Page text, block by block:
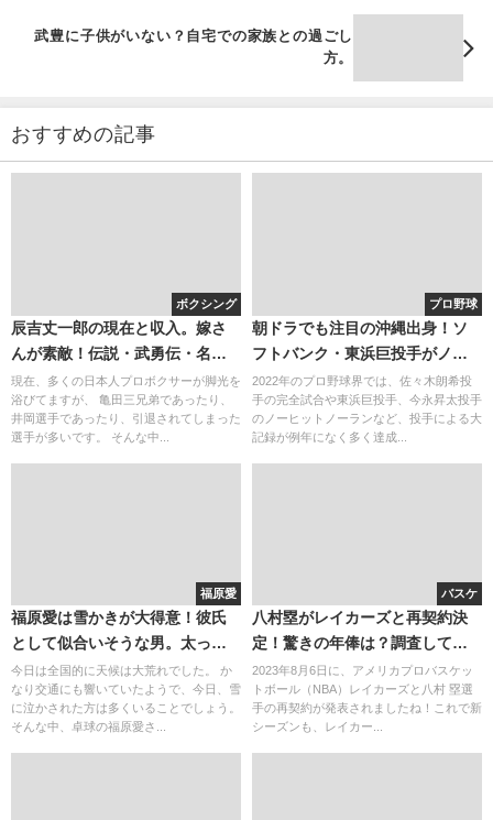
武豊に子供がいない？自宅での家族との過ごし
方。
おすすめの記事
ボクシング
辰吉丈一郎の現在と収入。嫁さ
んが素敵！伝説・武勇伝・名言
の多さ(画像)
現在、多くの日本人プロボクサーが脚光を
浴びてますが、 亀田三兄弟であったり、
井岡選手であったり、引退されてしまった
選手が多いです。 そんな中...
プロ野球
朝ドラでも注目の沖縄出身！ソ
フトバンク・東浜巨投手がノー
ノー達成
2022年のプロ野球界では、佐々木朗希投
手の完全試合や東浜巨投手、今永昇太投手
のノーヒットノーランなど、投手による大
記録が例年になく多く達成...
福原愛
福原愛は雪かきが大得意！彼氏
として似合いそうな男。太った
り痩せたり？？
今日は全国的に天候は大荒れでした。 か
なり交通にも響いていたようで、今日、雪
に泣かされた方は多くいることでしょう。
そんな中、卓球の福原愛さ...
バスケ
八村塁がレイカーズと再契約決
定！驚きの年俸は？調査してみ
た！
2023年8月6日に、アメリカプロバスケッ
トボール（NBA）レイカーズと八村 塁選
手の再契約が発表されましたね！これで新
シーズンも、レイカー...